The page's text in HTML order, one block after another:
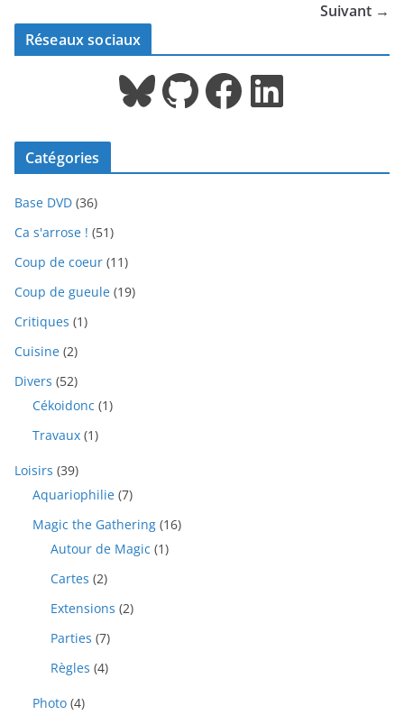
Suivant →
Réseaux sociaux
Bluesky GitHub Facebook LinkedIn
Catégories
Base DVD (36)
Ca s'arrose ! (51)
Coup de coeur (11)
Coup de gueule (19)
Critiques (1)
Cuisine (2)
Divers (52)
Cékoidonc (1)
Travaux (1)
Loisirs (39)
Aquariophilie (7)
Magic the Gathering (16)
Autour de Magic (1)
Cartes (2)
Extensions (2)
Parties (7)
Règles (4)
Photo (4)